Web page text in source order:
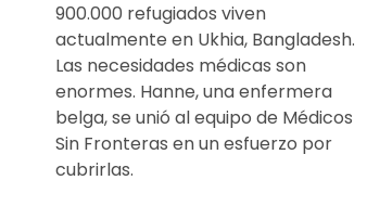
900.000 refugiados viven
actualmente en Ukhia, Bangladesh.
Las necesidades médicas son
enormes. Hanne, una enfermera
belga, se unió al equipo de Médicos
Sin Fronteras en un esfuerzo por
cubrirlas.